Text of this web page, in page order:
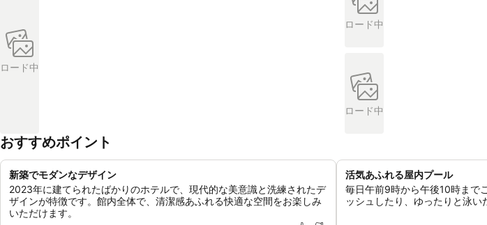
ロード中
ロード中
ロード中
おすすめポイント
新築でモダンなデザイン
2023年に建てられたばかりのホテルで、現代的な美意識と洗練されたデ
ザインが特徴です。館内全体で、清潔感あふれる快適な空間をお楽しみ
いただけます。
活気あふれる屋内プール
毎日午前9時から午後10時まで
ッシュしたり、ゆったりと泳い